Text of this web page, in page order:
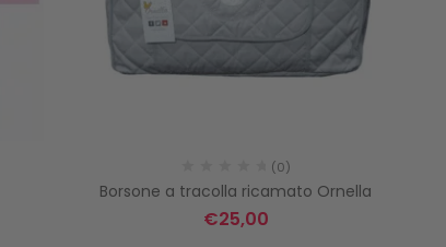
(0)
Borsone a tracolla ricamato Ornella
€25,00